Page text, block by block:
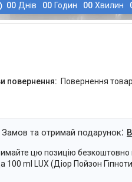
00 Днів 00 Годин 00 Хвилин
повернення
Замов та отримай подарунок
цю позицію безкоштовно
100 ml LUX (Діор Пойзон